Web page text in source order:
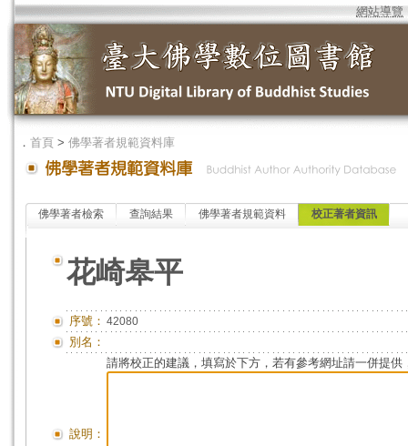
網站導覽
． 首頁 > 佛學著者規範資料庫
佛學著者檢索 查詢結果 佛學著者規範資料 校正著者資訊
花崎皋平
序號： 42080
別名：
說明：
請將校正的建議，填寫於下方，若有參考網址請一併提供